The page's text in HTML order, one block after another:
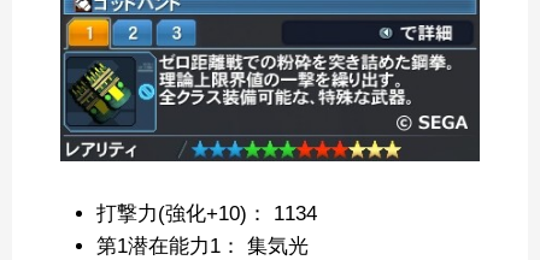
打撃力(強化+10)： 1134
第1潜在能力1： 集気光